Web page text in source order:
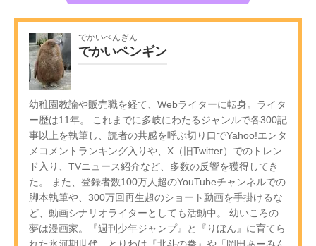
でかいぺんぎん
でかいペンギン
幼稚園教諭や販売職を経て、Webライターに転身。ライタ
ー歴は11年。 これまでに多岐にわたるジャンルで各300記
事以上を執筆し、読者の共感を呼ぶ切り口でYahoo!エンタ
メコメントランキング入りや、X（旧Twitter）でのトレン
ド入り、TVニュース紹介など、多数の反響を獲得してき
た。 また、登録者数100万人超のYouTubeチャンネルでの
脚本執筆や、300万回再生超のショート動画を手掛けるな
ど、動画シナリオライターとしても活動中。 幼いころの
夢は漫画家。『週刊少年ジャンプ』と『りぼん』に育てら